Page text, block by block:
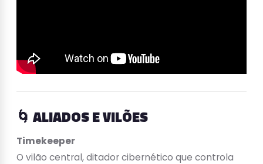
🌀 ALIADOS E VILÕES
Timekeeper
O vilão central, ditador cibernético que controla